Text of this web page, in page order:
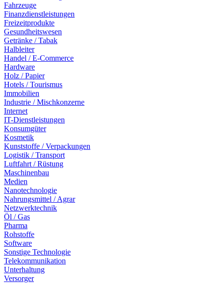
Fahrzeuge
Finanzdienstleistungen
Freizeitprodukte
Gesundheitswesen
Getränke / Tabak
Halbleiter
Handel / E-Commerce
Hardware
Holz / Papier
Hotels / Tourismus
Immobilien
Industrie / Mischkonzerne
Internet
IT-Dienstleistungen
Konsumgüter
Kosmetik
Kunststoffe / Verpackungen
Logistik / Transport
Luftfahrt / Rüstung
Maschinenbau
Medien
Nanotechnologie
Nahrungsmittel / Agrar
Netzwerktechnik
Öl / Gas
Pharma
Rohstoffe
Software
Sonstige Technologie
Telekommunikation
Unterhaltung
Versorger